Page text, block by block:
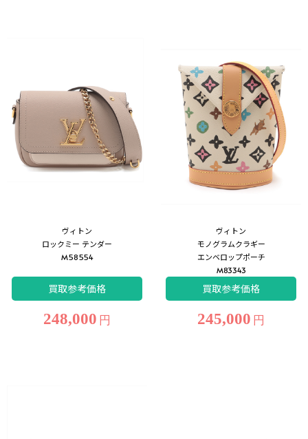
ヴィトン
ロックミー テンダー
M58554
買取参考価格
248,000 円
ヴィトン
モノグラムクラギー
エンベロップポーチ
M83343
買取参考価格
245,000 円